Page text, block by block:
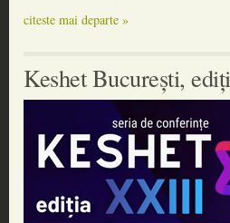
citeste mai departe »
Keshet București,